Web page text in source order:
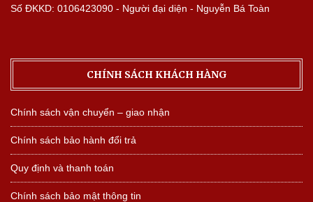
Số ĐKKD: 0106423090 - Người đại diện - Nguyễn Bá Toàn
CHÍNH SÁCH KHÁCH HÀNG
Chính sách vận chuyển – giao nhận
Chính sách bảo hành đổi trả
Quy định và thanh toán
Chính sách bảo mật thông tin